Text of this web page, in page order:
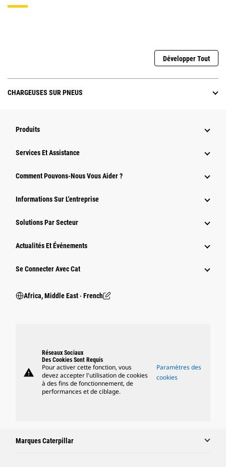
Développer Tout
CHARGEUSES SUR PNEUS
Produits
Services Et Assistance
Comment Pouvons-Nous Vous Aider ?
Informations Sur L'entreprise
Solutions Par Secteur
Actualités Et Événements
Se Connecter Avec Cat
Africa, Middle East ‧ French
warning
Réseaux Sociaux
Des Cookies Sont Requis
Pour activer cette fonction, vous
devez accepter l'utilisation de cookies
à des fins de fonctionnement, de
performances et de ciblage.
Paramètres des
cookies
Marques Caterpillar